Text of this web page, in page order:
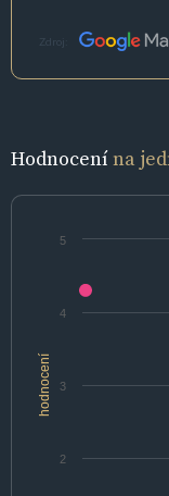
Zdroj:
Hodnocenína
hodnocení
2
3
4
5